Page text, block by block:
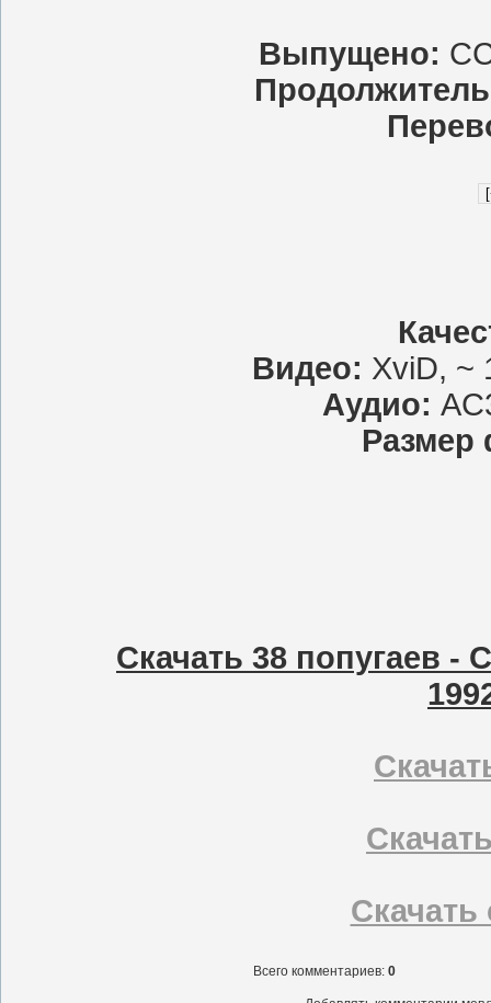
Выпущено:
Видео: XviD, ~
Аудио:
Размер
Скачать 38 попугаев -
Скачать
Всего комментариев: 0